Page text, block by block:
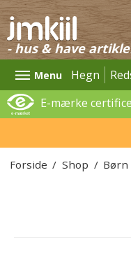
- hus & have
Menu Hegn
E-mærke
Forside / Shop / Børn